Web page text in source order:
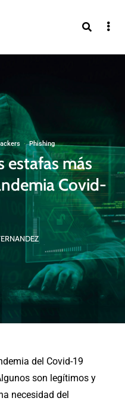
·Phishing
estafas más
Covid-
del Covid-19
son legítimos y
necesidad del